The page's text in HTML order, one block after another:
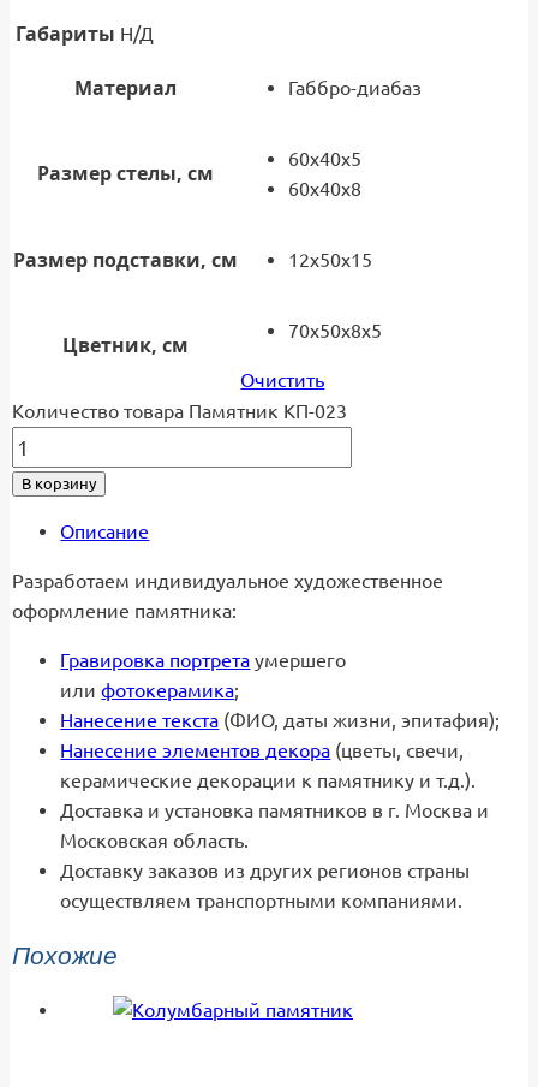
Габариты Н/Д
Материал Габбро-диабаз
Размер стелы, см
60x40x5
60x40x8
Размер подставки, см 12x50x15
Цветник, см
70х50х8х5
Очистить
Количество товара Памятник КП-023
В корзину
Описание
Разработаем индивидуальное художественное
оформление памятника:
Гравировка портрета умершего
илифотокерамика;
Нанесение текста (ФИО, даты жизни, эпитафия);
Нанесение элементов декора (цветы, свечи,
керамические декорации к памятнику и т.д.).
Доставка и установка памятников в г. Москва и
Московская область.
Доставку заказов из других регионов страны
осуществляем транспортными компаниями.
Похожие